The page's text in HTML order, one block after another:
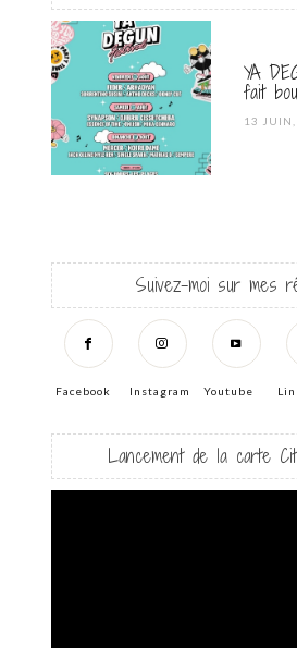
YA
fait
POSTED
13
Suivez-moi sur mes
Facebook Instagram Youtube
Lancement de la carte